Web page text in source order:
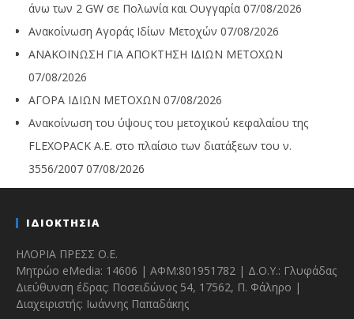
άνω των 2 GW σε Πολωνία και Ουγγαρία 07/08/2026
Ανακοίνωση Αγοράς Ιδίων Μετοχών 07/08/2026
ΑΝΑΚΟΙΝΩΣΗ ΓΙΑ ΑΠΟΚΤΗΣΗ ΙΔΙΩΝ ΜΕΤΟΧΩΝ
07/08/2026
ΑΓΟΡΑ ΙΔΙΩΝ ΜΕΤΟΧΩΝ 07/08/2026
Ανακοίνωση του ύψους του μετοχικού κεφαλαίου της
FLEXOPACK A.E. στο πλαίσιο των διατάξεων του ν.
3556/2007 07/08/2026
ΙΔΙΟΚΤΗΣΙΑ
ΗΛΟΡΙΑ ΠΡΕΣΣ Ο.Ε.
Μητρώο eMedia: 14606 | ΑΦΜ:801951782 | Δ.Ο.Υ.: Γλυφάδας
Διεύθυνση έδρας: Ποσειδώνος 54, 17562, Π. Φάληρο |
Διαχειριστής: Ιωάννης Παπαδάκης